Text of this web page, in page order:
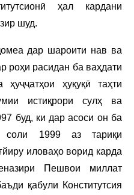
ҳал кардани
шуд.
дар шароити нав ва
роҳи расидан ба ваҳдати
ҳуқуқӣ таҳти
истиқрори сулҳ ва
буд, ки дар асоси он ба
соли 1999 аз тариқи
иловаҳо ворид карда
Пешвои миллат
қабули Конститутсия